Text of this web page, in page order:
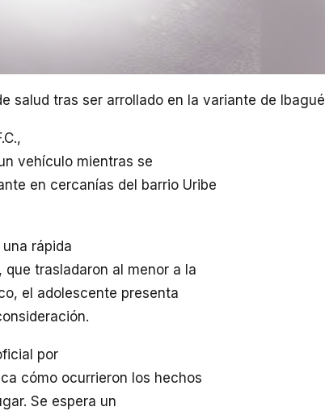
salud tras ser arrollado en la variante de Ibagué
vehículo mientras se
en cercanías del barrio Uribe
rápida
trasladaron al menor a la
el adolescente presenta
por
cómo ocurrieron los hechos
Se espera un